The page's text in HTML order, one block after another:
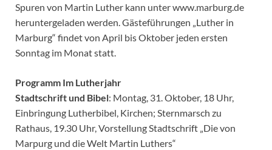
Spuren von Martin Luther kann unter www.marburg.de
heruntergeladen werden. Gästeführungen „Luther in
Marburg“ findet von April bis Oktober jeden ersten
Sonntag im Monat statt.
Programm Im Lutherjahr
Stadtschrift und Bibel: Montag, 31. Oktober, 18 Uhr,
Einbringung Lutherbibel, Kirchen; Sternmarsch zu
Rathaus, 19.30 Uhr, Vorstellung Stadtschrift „Die von
Marpurg und die Welt Martin Luthers“